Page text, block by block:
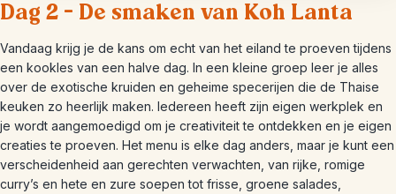
Dag 2 – De smaken van Koh Lanta
Vandaag krijg je de kans om echt van het eiland te proeven tijdens
een kookles van een halve dag. In een kleine groep leer je alles
over de exotische kruiden en geheime specerijen die de Thaise
keuken zo heerlijk maken. Iedereen heeft zijn eigen werkplek en
je wordt aangemoedigd om je creativiteit te ontdekken en je eigen
creaties te proeven. Het menu is elke dag anders, maar je kunt een
verscheidenheid aan gerechten verwachten, van rijke, romige
curry’s en hete en zure soepen tot frisse, groene salades,